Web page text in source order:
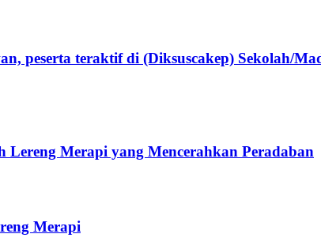
peserta teraktif di (Diksuscakep) Sekolah/
Merapi yang Mencerahkan Peradaban
Merapi